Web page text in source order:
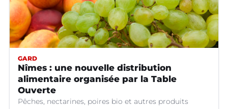
GARD
Nîmes : une nouvelle distribution
alimentaire organisée par la Table
Ouverte
Pêches, nectarines, poires bio et autres produits